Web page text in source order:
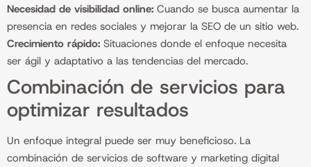
Necesidad de visibilidad online: Cuando se busca aumentar la
presencia en redes sociales y mejorar la SEO de un sitio web.
Crecimiento rápido: Situaciones donde el enfoque necesita
ser ágil y adaptativo a las tendencias del mercado.
Combinación de servicios para
optimizar resultados
Un enfoque integral puede ser muy beneficioso. La
combinación de servicios de software y marketing digital